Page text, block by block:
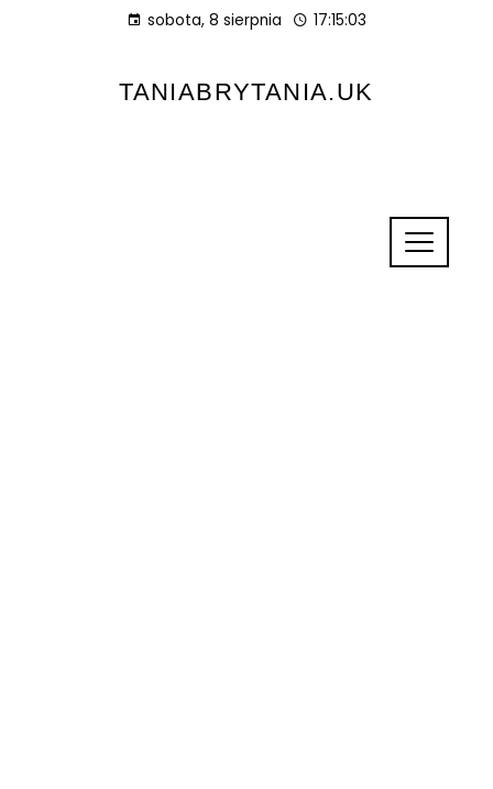
sobota, 8 sierpnia 17:15:04
TANIABRYTANIA.UK